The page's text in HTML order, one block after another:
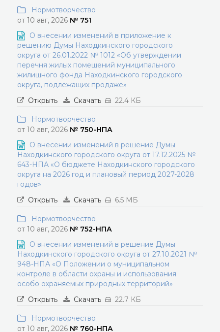
Нормотворчество
от 10 авг, 2026 № 751
О внесении изменений в приложение к
решению Думы Находкинского городского
округа от 26.01.2022 № 1012 «Об утверждении
перечня жилых помещений муниципального
жилищного фонда Находкинского городского
округа, подлежащих продаже»
Открыть
Скачать 22.4 КБ
Нормотворчество
от 10 авг, 2026 № 750-НПА
О внесении изменений в решение Думы
Находкинского городского округа от 17.12.2025 №
643-НПА «О бюджете Находкинского городского
округа на 2026 год и плановый период 2027-2028
годов»
Открыть
Скачать 6.5 МБ
Нормотворчество
от 10 авг, 2026 № 752-НПА
О внесении изменений в решение Думы
Находкинского городского округа от 27.10.2021 №
948-НПА «О Положении о муниципальном
контроле в области охраны и использования
особо охраняемых природных территорий»
Открыть
Скачать 22.7 КБ
Нормотворчество
от 10 авг, 2026 № 760-НПА